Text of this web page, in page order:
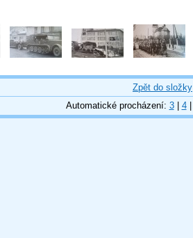
Zpět do složky
Automatické procházení: 3| 4|